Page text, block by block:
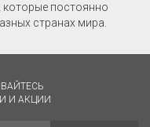
постоянно
странах мира.
И АКЦИИ